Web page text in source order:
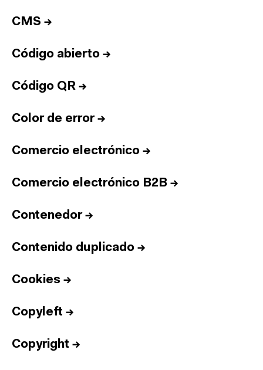
CMS →
Código abierto →
Código QR →
Color de error→
Comercio electrónico →
Comercio electrónico B2B →
Contenedor→
Contenido duplicado →
Cookies →
Copyleft →
Copyright →